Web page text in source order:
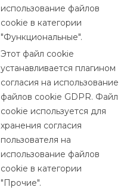
использование файлов
cookie в категории
"Функциональные".
Этот файл cookie
устанавливается плагином
согласия на использование
файлов cookie GDPR. Файл
cookie используется для
хранения согласия
пользователя на
использование файлов
cookie в категории
"Прочие".